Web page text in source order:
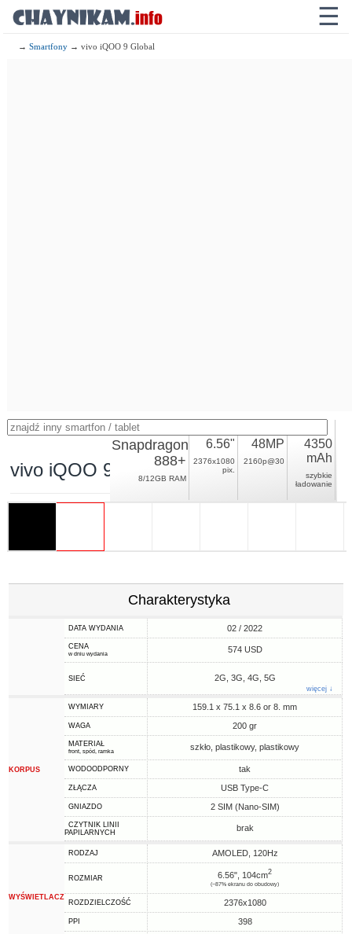
☰
→Smartfony → vivo iQOO 9 Global
vivo iQOO 9 Global
Snapdragon
888+
8/12GB RAM
6.56"
2376x1080
pix.
48MP
2160p@30
4350
mAh
szybkie
ładowanie
Charakterystyka
DATA WYDANIA 02 / 2022
CENA
w dniu wydania 574 USD
SIEĆ 2G, 3G, 4G, 5G
więcej ↓
KORPUS
WYMIARY 159.1 x 75.1 x 8.6 or 8. mm
WAGA 200 gr
MATERIAŁ
front, spód, ramka szkło, plastikowy, plastikowy
WODOODPORNY tak
ZŁĄCZA USB Type-C
GNIAZDO 2 SIM (Nano-SIM)
CZYTNIK LINII
PAPILARNYCH
brak
WYŚWIETLACZ
RODZAJ AMOLED, 120Hz
ROZMIAR 6.56", 104cm2
(~87% ekranu do obudowy)
ROZDZIELCZOŚĆ 2376x1080
PPI 398